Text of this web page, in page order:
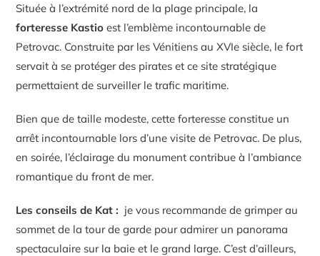
Située à l’extrémité nord de la plage principale, la
forteresse Kastio est l’emblème incontournable de
Petrovac. Construite par les Vénitiens au XVIe siècle, le fort
servait à se protéger des pirates et ce site stratégique
permettaient de surveiller le trafic maritime.
Bien que de taille modeste, cette forteresse constitue un
arrêt incontournable lors d’une visite de Petrovac. De plus,
en soirée, l’éclairage du monument contribue à l’ambiance
romantique du front de mer.
Les conseils de Kat : je vous recommande de grimper au
sommet de la tour de garde pour admirer un panorama
spectaculaire sur la baie et le grand large. C’est d’ailleurs,